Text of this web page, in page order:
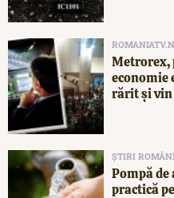
Metrorex,
economie
rărit și vin
ȘTIRI
Pompă de
practică